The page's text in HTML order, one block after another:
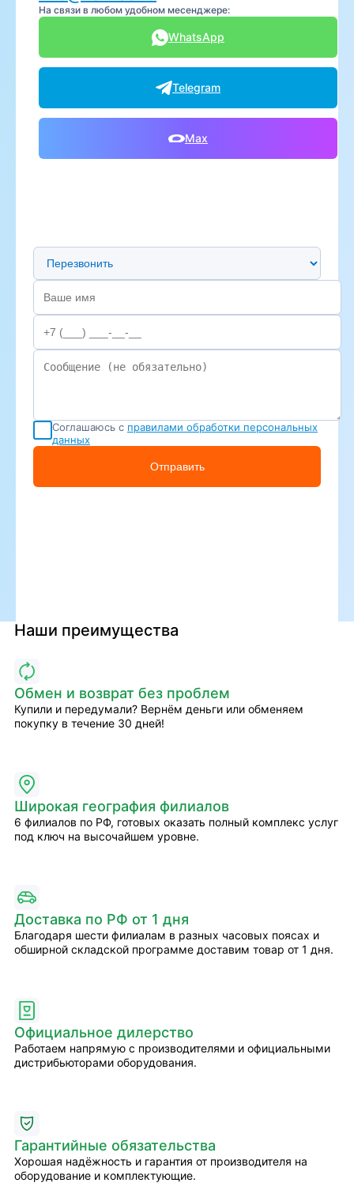
На связи в любом удобном месенджере:
WhatsApp
Telegram
Max
Предпочтительный способ связи
Соглашаюсь с правилами обработки персональных
данных
Отправить
Наши преимущества
Обмен и возврат без проблем
Купили и передумали? Вернём деньги или обменяем
покупку в течение 30 дней!
Широкая география филиалов
6 филиалов по РФ, готовых оказать полный комплекс услуг
под ключ на высочайшем уровне.
Доставка по РФ от 1 дня
Благодаря шести филиалам в разных часовых поясах и
обширной складской программе доставим товар от 1 дня.
Официальное дилерство
Работаем напрямую с производителями и официальными
дистрибьюторами оборудования.
Гарантийные обязательства
Хорошая надёжность и гарантия от производителя на
оборудование и комплектующие.